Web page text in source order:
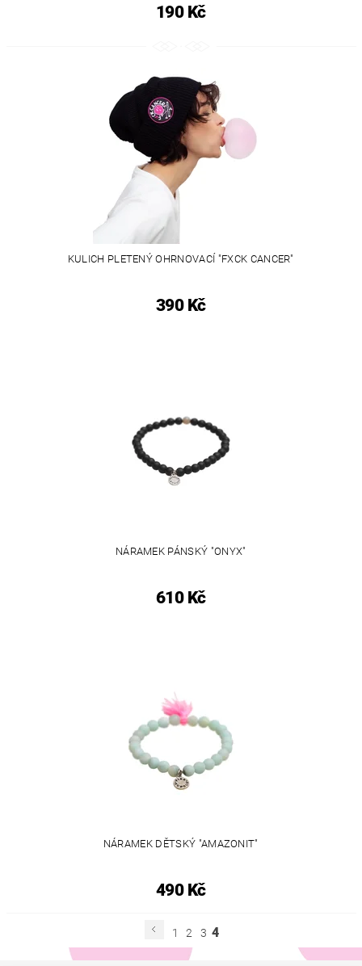
190 Kč
KULICH PLETENÝ OHRNOVACÍ "FXCK CANCER"
390 Kč
NÁRAMEK PÁNSKÝ "ONYX"
610 Kč
NÁRAMEK DĚTSKÝ "AMAZONIT"
490 Kč
1 2 3 4